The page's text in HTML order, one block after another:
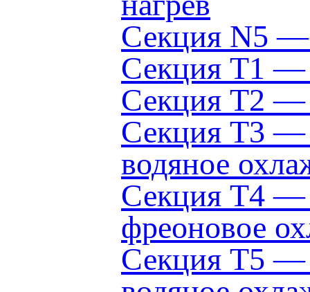
Секция N5 —
Секция Т1 —
Секция Т2 —
Секция Т3 —
водяное
Секция Т4 —
фреоновое
Секция Т5 —